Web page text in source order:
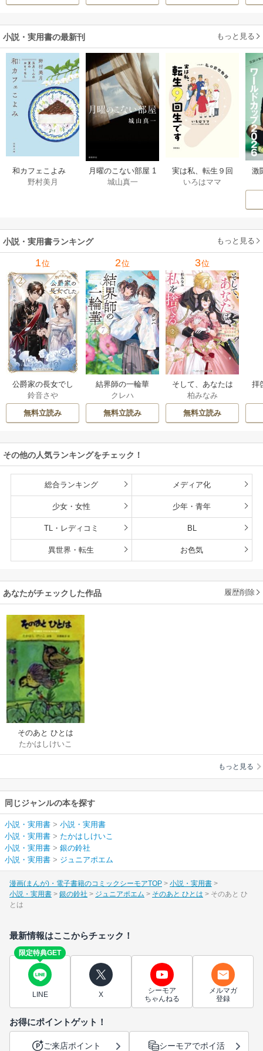
小説・実用書の最新刊 もっと見る
和カフェこよみ
五月くんの夏のお
野村美月
月曜のこない部屋 1
巻
城山真一
実は私、転生９回
生です マンガ
いろはママ
激
小説・実用書ランキング もっと見る
1位
公爵家の長女でし
た
鈴音さや
無料立読み
2位
結界師の一輪華
クレハ
無料立読み
3位
そして、あなたは
私を捨てる
柏みなみ
無料立読み
拝
その他の人気ランキングをチェック！
総合ランキング メディア化
少女・女性 少年・青年
TL・レディコミ BL
異世界・転生 お色気
あなたがチェックした作品 履歴削除
そのあと ひとは
たかはしけいこ
もっと見る
同じジャンルの本を探す
小説・実用書 > 小説・実用書
小説・実用書 > たかはしけいこ
小説・実用書 > 銀の鈴社
小説・実用書 > ジュニアポエム
漫画(まんが)・電子書籍のコミックシーモアTOP
小説・実用書
小説・実用書
銀の鈴社 ジュニアポエム そのあと ひとは
そのあと ひ
とは
最新情報はここからチェック！
限定特典GET
LINE X
シーモア
ちゃんねる
メルマガ
登録
お得にポイントゲット！
ご来店ポイント シーモアでポイ活